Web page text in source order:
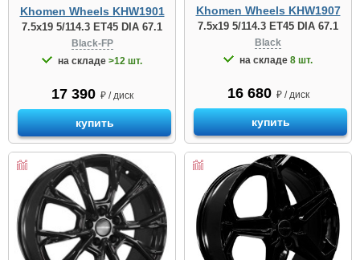
Khomen Wheels KHW1901
7.5x19 5/114.3 ET45 DIA 67.1
Black-FP
на складе >12 шт.
17 390 ₽ / диск
купить
Khomen Wheels KHW1907
7.5x19 5/114.3 ET45 DIA 67.1
Black
на складе 8 шт.
16 680 ₽ / диск
купить